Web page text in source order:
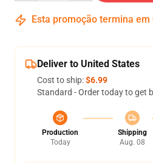
Esta promoção termina em
Deliver to United States
Cost to ship:$6.99
Standard - Order today to get
Production
Today
Shipping
Aug. 08